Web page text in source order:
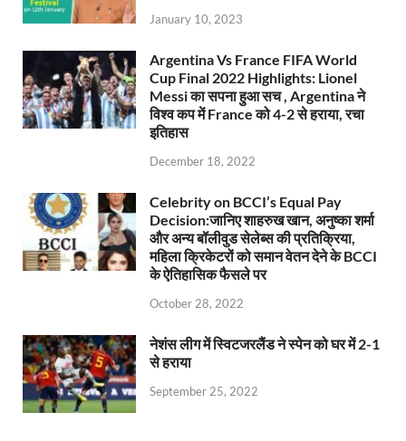
January 10, 2023
Argentina Vs France FIFA World
Cup Final 2022 Highlights: Lionel
Messi का सपना हुआ सच , Argentina ने
विश्व कप में France को 4-2 से हराया, रचा
इतिहास
December 18, 2022
Celebrity on BCCI’s Equal Pay
Decision:जानिए शाहरुख खान, अनुष्का शर्मा
और अन्य बॉलीवुड सेलेब्स की प्रतिक्रिया,
महिला क्रिकेटरों को समान वेतन देने के BCCI
के ऐतिहासिक फैसले पर
October 28, 2022
नेशंस लीग में स्विटजरलैंड ने स्पेन को घर में 2-1
से हराया
September 25, 2022